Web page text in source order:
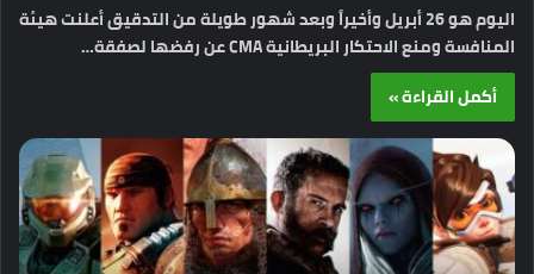
اليوم هو 26 أبريل وأخيراً وبعد شهور طويلة من التدقيق أعلنت هيئة
المنافسة ومنع الاحتكار البريطانية CMA عن رفضها لصفقة…
أكمل القراءة »